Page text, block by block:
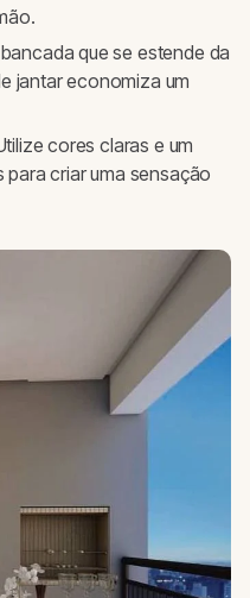
que se estende da
jantar economiza um
cores claras e um
criar uma sensação